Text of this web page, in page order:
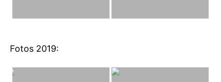
Fotos 2019: